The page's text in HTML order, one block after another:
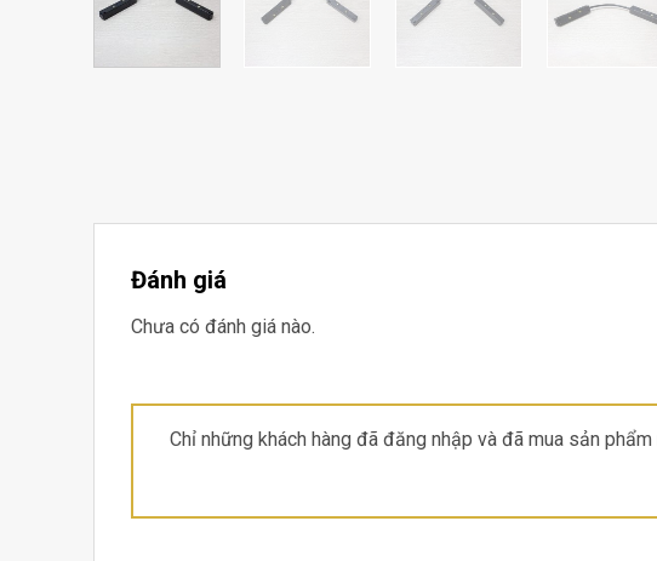
Đánh giá
Chưa có đánh giá nào.
Chỉ những khách hàng đã đăng nhập và đã mua sản